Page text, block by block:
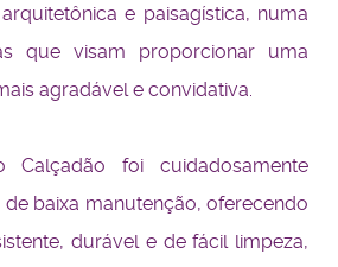
e paisagística, numa
que visam proporcionar uma
agradável e convidativa.
foi cuidadosamente
baixa manutenção, oferecendo
durável e de fácil limpeza,